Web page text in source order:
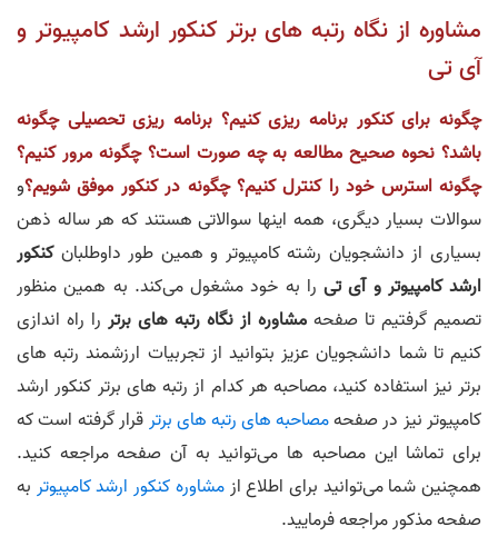
مشاوره از نگاه رتبه های برتر کنکور ارشد کامپیوتر و
آی تی
چگونه برای کنکور برنامه ریزی کنیم؟ برنامه ریزی تحصیلی چگونه
باشد؟ نحوه صحیح مطالعه به چه صورت است؟ چگونه مرور کنیم؟
چگونه استرس خود را کنترل کنیم؟ چگونه در کنکور موفق شویم؟و
سوالات بسیار دیگری، همه اینها سوالاتی هستند که هر ساله ذهن
بسیاری از دانشجویان رشته کامپیوتر و همین طور داوطلبانکنکور
ارشد کامپیوتر و آی تی را به خود مشغول می‌کند. به همین منظور
تصمیم گرفتیم تا صفحه مشاوره از نگاه رتبه های برتر را راه اندازی
کنیم تا شما دانشجویان عزیز بتوانید از تجربیات ارزشمند رتبه های
برتر نیز استفاده کنید، مصاحبه هر کدام از رتبه های برتر کنکور ارشد
کامپیوتر نیز در صفحهمصاحبه های رتبه های برترقرار گرفته است که
برای تماشا این مصاحبه ها می‌توانید به آن صفحه مراجعه کنید.
همچنین شما می‌توانید برای اطلاع ازمشاوره کنکور ارشد کامپیوتر به
صفحه مذکور مراجعه فرمایید.